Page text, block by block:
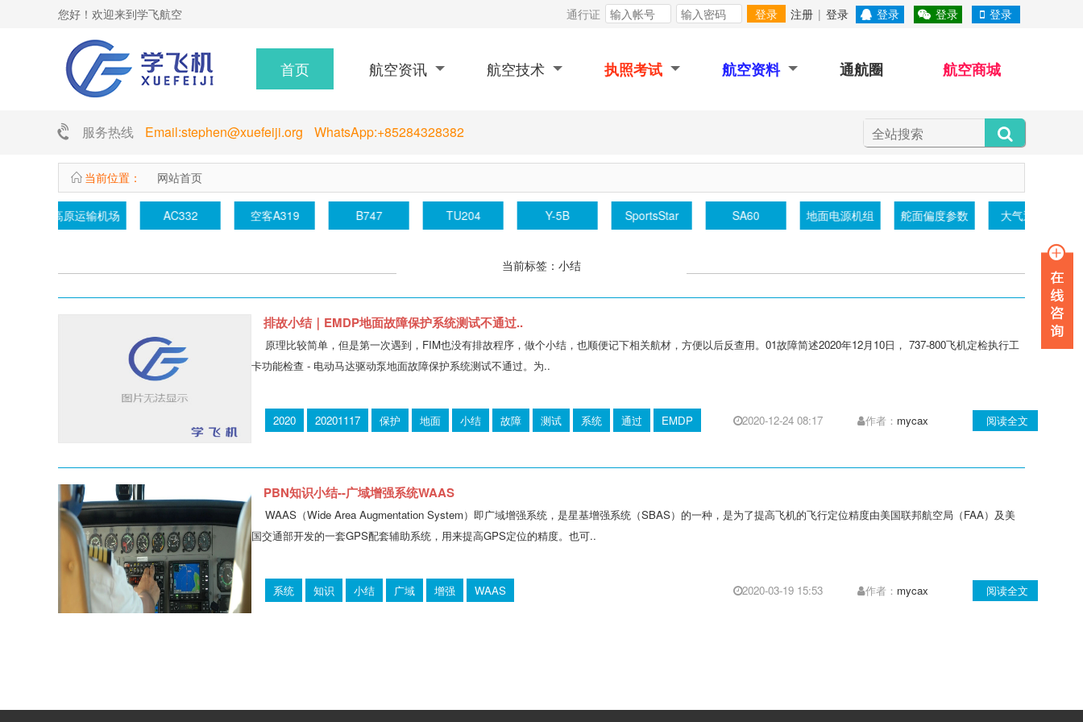
您好！欢迎来到学飞航空 通行证 登录 注册 | 登录 登录 登录 登录
首页 航空资讯 航空技术 执照考试 航空资料 通航圈 航空商城
服务热线 Email:stephen@xuefeiji.org WhatsApp:+85284328382
当前位置： 网站首页
高原运输机场 AC332 空客A319 B747 TU204 Y-5B SportsStar SA60 地面电源机组 舵面偏度参数 大气透射仪
当前标签：小结
排故小结｜EMDP地面故障保护系统测试不通过..
原理比较简单，但是第一次遇到，FIM也没有排故程序，做个小结，也顺便记下相关航材，方便以后反查用。01故障简述2020年12月10日， 737-800飞机定检执行工
卡功能检查 - 电动马达驱动泵地面故障保护系统测试不通过。为..
2020 20201117 保护 地面 小结 故障 测试 系统 通过 EMDP 2020-12-24 08:17 作者： mycax 阅读全文
PBN知识小结--广域增强系统WAAS
WAAS（Wide Area Augmentation System）即广域增强系统，是星基增强系统（SBAS）的一种，是为了提高飞机的飞行定位精度由美国联邦航空局（FAA）及美
国交通部开发的一套GPS配套辅助系统，用来提高GPS定位的精度。也可..
系统 知识 小结 广域 增强 WAAS 2020-03-19 15:53 作者： mycax 阅读全文